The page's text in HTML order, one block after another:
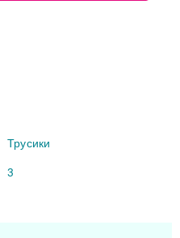
Трусики
3